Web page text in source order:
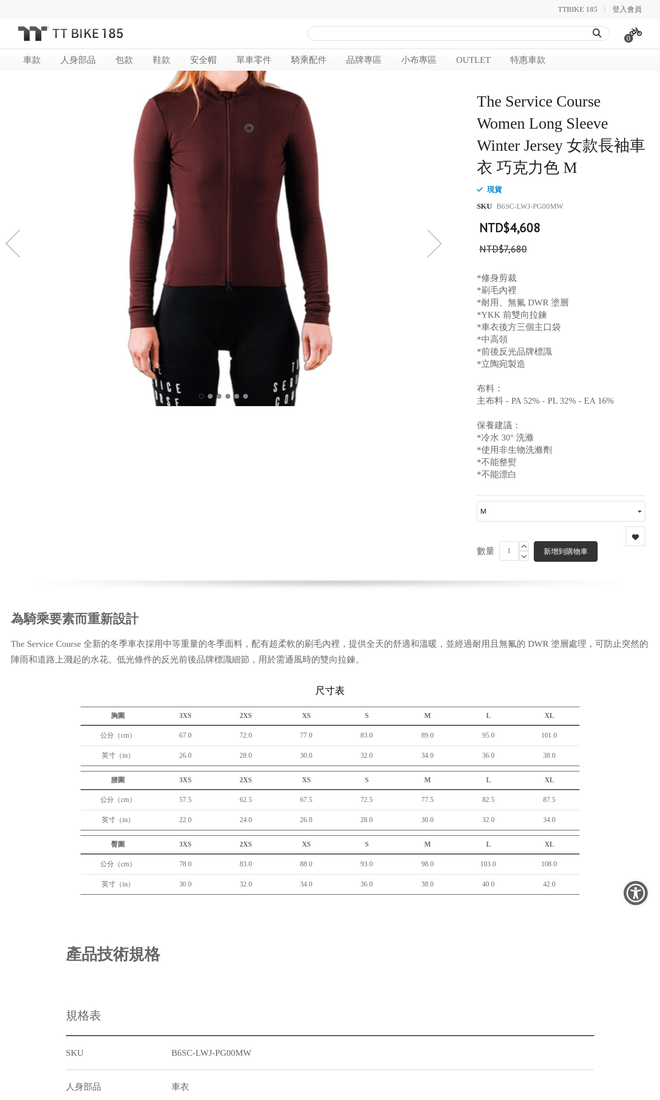
TTBIKE 185
登入會員
0
車款 人身部品 包款 鞋款 安全帽 單車零件 騎乘配件 品牌專區 小布專區 OUTLET 特惠車款
The Service Course
Women Long Sleeve
Winter Jersey 女款長袖車
衣 巧克力色 M
現貨
SKU B6SC-LWJ-PG00MW
NTD$4,608
NTD$7,680
*修身剪裁
*刷毛內裡
*耐用、無氟 DWR 塗層
*YKK 前雙向拉鍊
*車衣後方三個主口袋
*中高領
*前後反光品牌標識
*立陶宛製造
布料：
主布料 - PA 52% - PL 32% - EA 16%
保養建議：
*冷水 30° 洗滌
*使用非生物洗滌劑
*不能整熨
*不能漂白
數量 新增到購物車
為騎乘要素而重新設計
The Service Course 全新的冬季車衣採用中等重量的冬季面料，配有超柔軟的刷毛內裡，提供全天的舒適和溫暖，並經過耐用且無氟的 DWR 塗層處理，可防止突然的
陣雨和道路上濺起的水花。低光條件的反光前後品牌標識細節，用於需通風時的雙向拉鍊。
尺寸表
胸圍 3XS 2XS XS S M L XL
公分（cm） 67.0 72.0 77.0 83.0 89.0 95.0 101.0
英寸（in） 26.0 28.0 30.0 32.0 34.0 36.0 38.0
腰圍 3XS 2XS XS S M L XL
公分（cm） 57.5 62.5 67.5 72.5 77.5 82.5 87.5
英寸（in） 22.0 24.0 26.0 28.0 30.0 32.0 34.0
臀圍 3XS 2XS XS S M L XL
公分（cm） 78.0 83.0 88.0 93.0 98.0 103.0 108.0
英寸（in） 30.0 32.0 34.0 36.0 38.0 40.0 42.0
產品技術規格
規格表
SKU B6SC-LWJ-PG00MW
人身部品 車衣